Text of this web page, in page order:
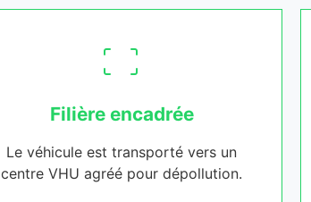
Filière encadrée
Le véhicule est transporté vers un
centre VHU agréé pour dépollution.